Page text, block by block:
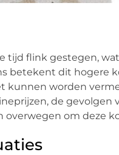
tijd flink gestegen,
betekent dit hogere
worden
de gevolgen
om deze